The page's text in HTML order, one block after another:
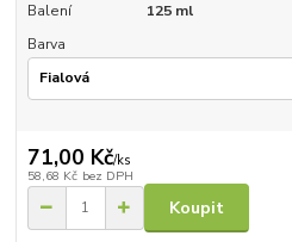
Balení
125 ml
Barva
71,00 Kč/ks
58,68 Kč bez DPH
Koupit